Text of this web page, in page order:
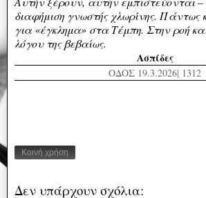
διαφήμιση γνωστής χλωρίνης. Πάντως
για «έγκλημα» στα Τέμπη. Στην ροή
λόγου της βεβαίως.
Ασπίδες
ΟΔΟΣ 19.3.2026| 1312
Κοινή χρήση
Δεν υπάρχουν σχόλια: